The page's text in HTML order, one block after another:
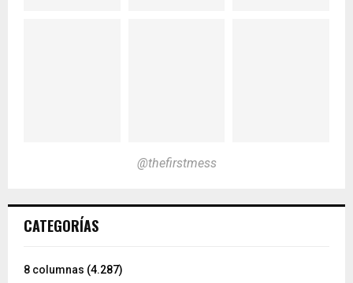
@thefirstmess
CATEGORÍAS
8 columnas (4.287)